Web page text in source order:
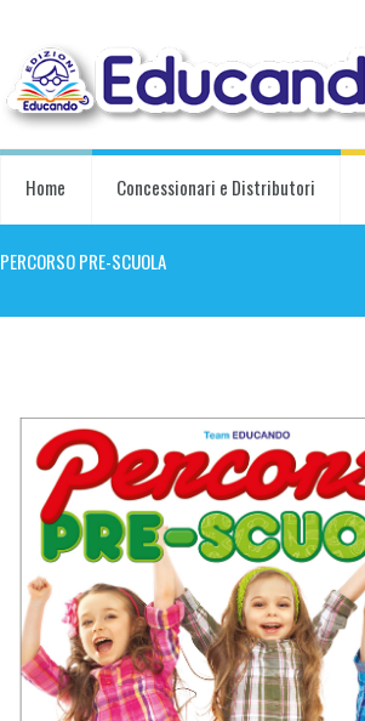
Home Concessionari e Distributori
PERCORSO PRE-SCUOLA